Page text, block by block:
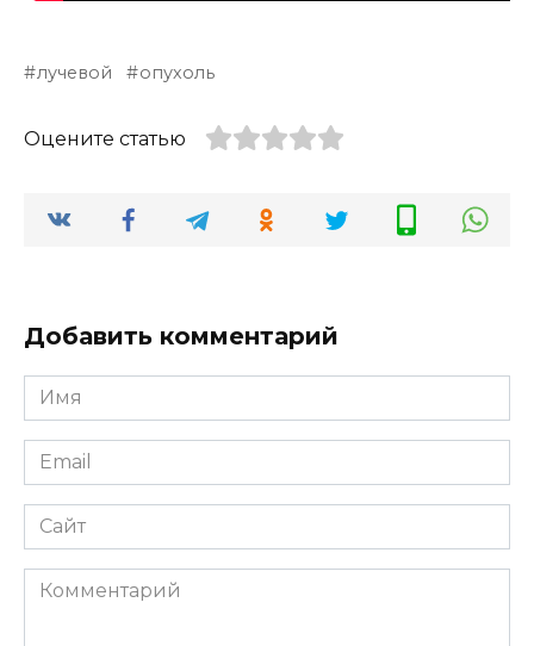
лучевой опухоль
Оцените статью
Добавить комментарий
Имя
*
Email
*
Сайт
Комментарий